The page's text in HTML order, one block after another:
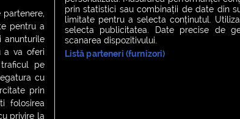
| Contact
pentru a
anunturile
a va oferi
pe
cu
prin
folosirea
privire la
prin statistici sau combinații de date din
limitate pentru a selecta conținutul.
selecta publicitatea. Date precise de
scanarea dispozitivului.
Listă parteneri (furnizori)